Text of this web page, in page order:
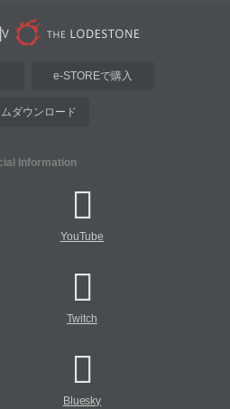
e-STOREで購入
ダウンロード
Information
YouTube
Twitch
Bluesky